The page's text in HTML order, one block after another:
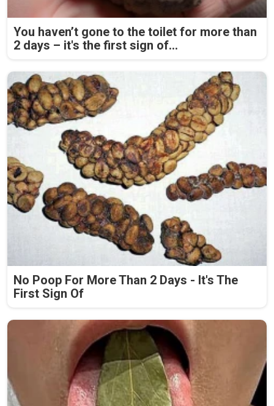
You haven’t gone to the toilet for more than
2 days – it's the first sign of...
No Poop For More Than 2 Days - It's The
First Sign Of